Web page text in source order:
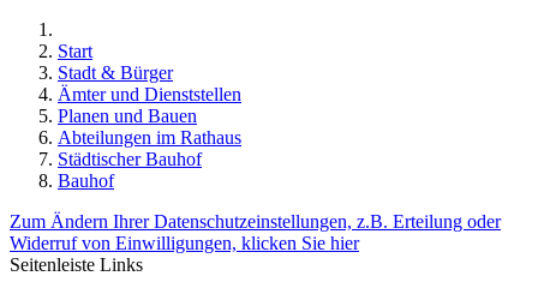
Start
Stadt & Bürger
Ämter und Dienststellen
Planen und Bauen
Abteilungen im Rathaus
Städtischer Bauhof
Bauhof
Zum Ändern Ihrer Datenschutzeinstellungen, z.B. Erteilung oder
Widerruf von Einwilligungen, klicken Sie hier
Seitenleiste Links